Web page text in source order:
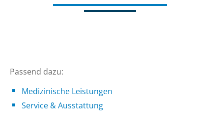
Passend dazu:
Medizinische Leistungen
Service & Ausstattung